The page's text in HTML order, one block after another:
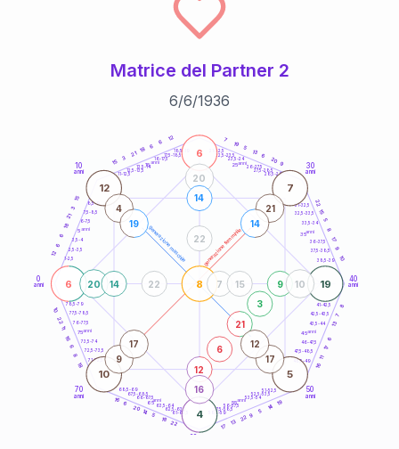
Matrice del Partner 2
6/6/1936
generazione maschile generazione femminile
0
anni
10
anni
30
anni
40
anni
50
anni
60
70
anni
1-2,5
2,5-3,5
3,5-4
6-7,5
7,5-8,5
8,5-9
11-12,5
12,5-13,5
13,5-14
16-17,5
17,5-18,5
18,5-19 21-22,5
22,5-23,5
23,5-24
26-27,5
27,5-28,5
28,5-29
31-32,5
32,5-33,5
33,5-34
36-37,5
37,5-38,5
38,5-39
41-42,5
42,5-43,5
43,5-44
46-47,5
47,5-48,5
48,5-49
51-52,5
52,5-53,5
53,5-54
56-57,5
57,5-58,5
58,5-59
61-62,5
62,5-63,5
63,5-64
66-67,5
67,5-68,5
68,5-69
71-72,5
72,5-73,5
73,5-74
76-77,5
77,5-78,5
78,5-79
12
6
6
18
21
3
15
15
3
21
18
6
6
12 7
19 5
13
6
20
9
22
15
5
8
17
9
10
8
7
13
6
17
11
16
19
14
5
9
22
13
17
22
18
5
14
20
6
16
18
8
6
16
11
22
10
6
6
19
4
8
12 7
10 5
12
6
21
3
9
20
20
10
16
14
14
7 15
22
22
4
19
21
14
9
17
17
12
5anni
15 anni 25anni
35anni
45anni
55anni
65anni
75anni